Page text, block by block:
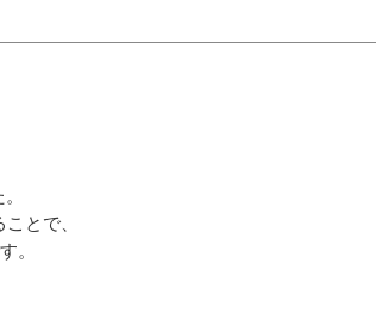
とで、
。